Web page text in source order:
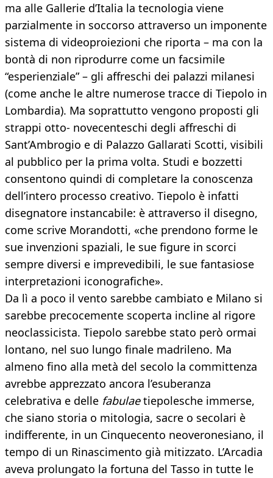
ma alle Gallerie d’Italia la tecnologia viene
parzialmente in soccorso attraverso un imponente
sistema di videoproiezioni che riporta – ma con la
bontà di non riprodurre come un facsimile
“esperienziale” – gli affreschi dei palazzi milanesi
(come anche le altre numerose tracce di Tiepolo in
Lombardia). Ma soprattutto vengono proposti gli
strappi otto- novecenteschi degli affreschi di
Sant’Ambrogio e di Palazzo Gallarati Scotti, visibili
al pubblico per la prima volta. Studi e bozzetti
consentono quindi di completare la conoscenza
dell’intero processo creativo. Tiepolo è infatti
disegnatore instancabile: è attraverso il disegno,
come scrive Morandotti, «che prendono forme le
sue invenzioni spaziali, le sue figure in scorci
sempre diversi e imprevedibili, le sue fantasiose
interpretazioni iconografiche».
Da lì a poco il vento sarebbe cambiato e Milano si
sarebbe precocemente scoperta incline al rigore
neoclassicista. Tiepolo sarebbe stato però ormai
lontano, nel suo lungo finale madrileno. Ma
almeno fino alla metà del secolo la committenza
avrebbe apprezzato ancora l’esuberanza
celebrativa e delle fabulaetiepolesche immerse,
che siano storia o mitologia, sacre o secolari è
indifferente, in un Cinquecento neoveronesiano, il
tempo di un Rinascimento già mitizzato. L’Arcadia
aveva prolungato la fortuna del Tasso in tutte le